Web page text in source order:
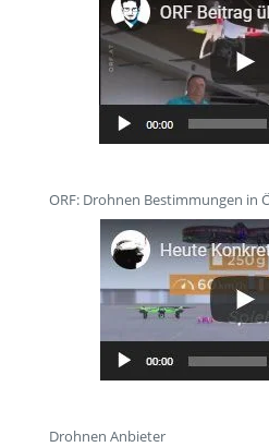
ORF: Drohnen Bestimmungen in
Drohnen Anbieter